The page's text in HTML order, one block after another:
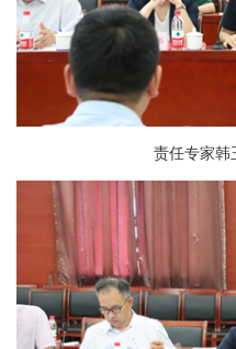
责任专家韩